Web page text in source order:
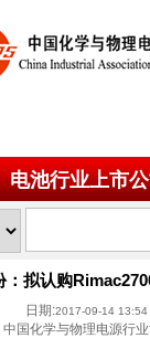
电池行业上市
：拟认购
日期:2017-09-14 13:54
中国化学与物理电源行